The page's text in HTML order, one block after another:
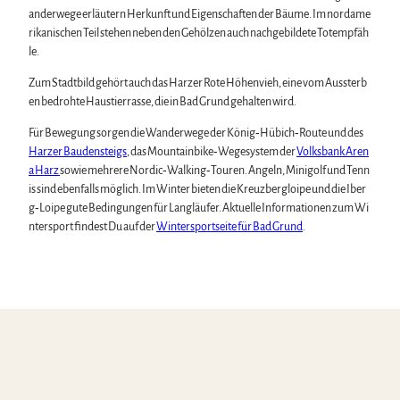
anderwege erläutern Herkunft und Eigenschaften der Bäume. Im nordame
rikanischen Teil stehen neben den Gehölzen auch nachgebildete Totempfäh
le.
Zum Stadtbild gehört auch das Harzer Rote Höhenvieh, eine vom Aussterb
en bedrohte Haustierrasse, die in Bad Grund gehalten wird.
Für Bewegung sorgen die Wanderwege der König‑Hübich‑Route und des
Harzer Baudensteigs, das Mountainbike‑Wegesystem derVolksbank Aren
a Harzsowie mehrere Nordic‑Walking‑Touren. Angeln, Minigolf und Tenn
is sind ebenfalls möglich. Im Winter bieten die Kreuzbergloipe und die Iber
g‑Loipe gute Bedingungen für Langläufer. Aktuelle Informationen zum Wi
ntersport findest Du auf derWintersportseite für Bad Grund.